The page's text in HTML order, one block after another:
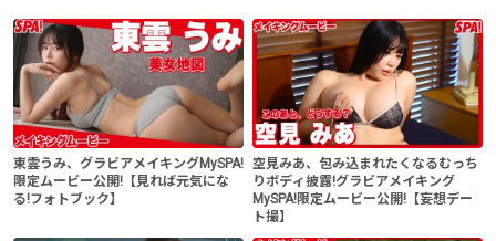
東雲うみ、グラビアメイキングMySPA!
限定ムービー公開!【見れば元気にな
る!フォトブック】
空見みあ、包み込まれたくなるむっち
りボディ披露!グラビアメイキング
MySPA!限定ムービー公開!【妄想デー
ト撮】